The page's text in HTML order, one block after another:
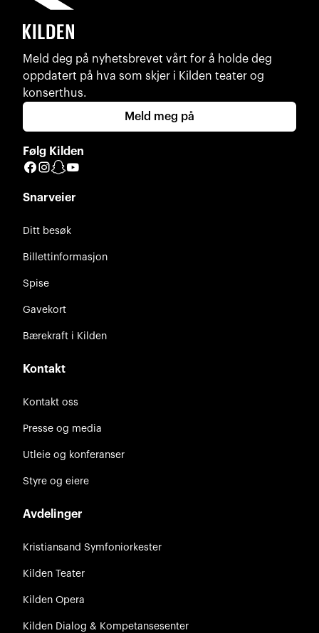
Meld deg på nyhetsbrevet vårt for å holde deg
oppdatert på hva som skjer i Kilden teater og
konserthus.
Meld meg på
Følg Kilden
Facebook
Instagram
Snapchat
Snarveier
Ditt besøk
Billettinformasjon
Spise
Gavekort
Bærekraft i Kilden
Kontakt
Kontakt oss
Presse og media
Utleie og konferanser
Styre og eiere
Avdelinger
Kristiansand Symfoniorkester
Kilden Teater
Kilden Opera
Kilden Dialog & Kompetansesenter